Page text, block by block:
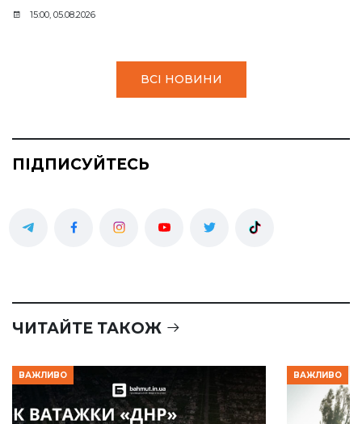
15:00, 05.08.2026
ВСІ НОВИНИ
ПІДПИСУЙТЕСЬ
ЧИТАЙТЕ ТАКОЖ
ВАЖЛИВО ВАЖЛИВО